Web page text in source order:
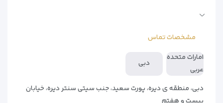
خور دبی
وافی مال
موزه ایلوژن
مرکز شیخ محمد
۵٫۷۶کیلومتر
مشخصات تماس
امارات متحده
عربی
دبی
دبی، منطقه ی دیره، پورت سعید، جنب سیتی سنتر دیره، خیابان